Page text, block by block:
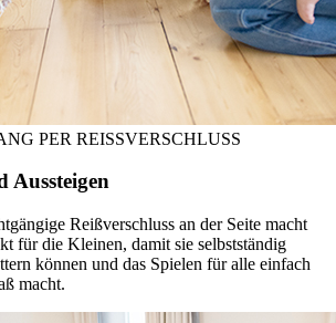
PER REISSVERSCHLUSS
Aussteigen
Reißverschluss an der Seite macht
für die Kleinen, damit sie selbstständig
können und das Spielen für alle einfach
macht.